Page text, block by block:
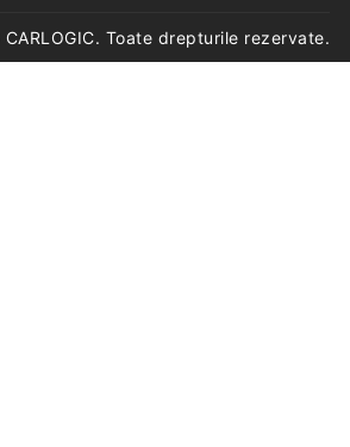
CARLOGIC. Toate drepturile rezervate.